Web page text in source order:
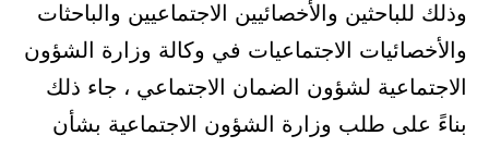
وذلك للباحثين والأخصائيين الاجتماعيين والباحثات
والأخصائيات الاجتماعيات في وكالة وزارة الشؤون
الاجتماعية لشؤون الضمان الاجتماعي ، جاء ذلك
بناءً على طلب وزارة الشؤون الاجتماعية بشأن